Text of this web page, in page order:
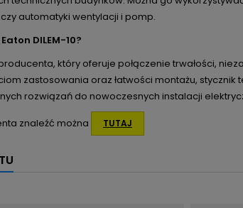
automatyki wentylacji i pomp.
DILEM-10?
który oferuje połączenie trwałości,
zastosowania oraz łatwości montażu,
rozwiązań do nowoczesnych instalacji
znaleźć można
TUTAJ